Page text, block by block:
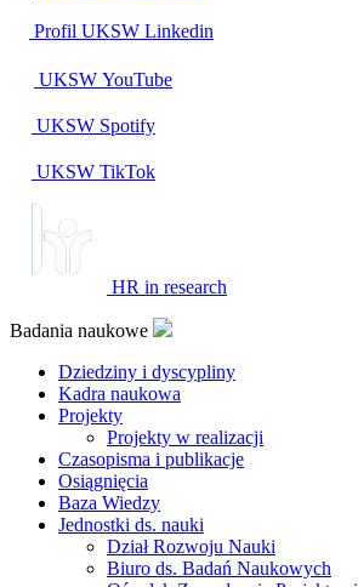
Profil UKSW Linkedin
UKSW YouTube
UKSW Spotify
UKSW TikTok
HR in research
Badania naukowe
Dziedziny i dyscypliny
Kadra naukowa
Projekty
Projekty w realizacji
Czasopisma i publikacje
Osiągnięcia
Baza Wiedzy
Jednostki ds. nauki
Dział Rozwoju Nauki
Biuro ds. Badań Naukowych